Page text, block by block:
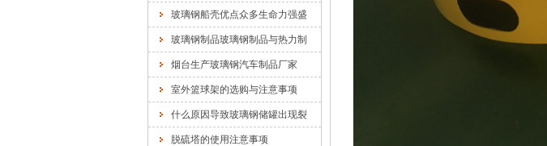
玻璃钢船壳优点众多生命力强盛
玻璃钢制品玻璃钢制品与热力制
烟台生产玻璃钢汽车制品厂家
室外篮球架的选购与注意事项
什么原因导致玻璃钢储罐出现裂
脱硫塔的使用注意事项